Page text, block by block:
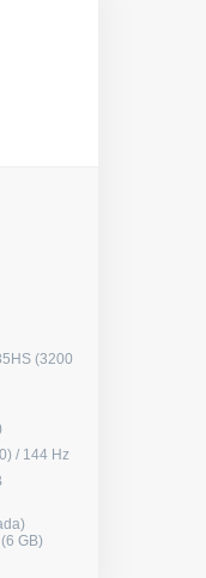
(3200
LED 15.6" (1920x1080) / 144 Hz
GB)